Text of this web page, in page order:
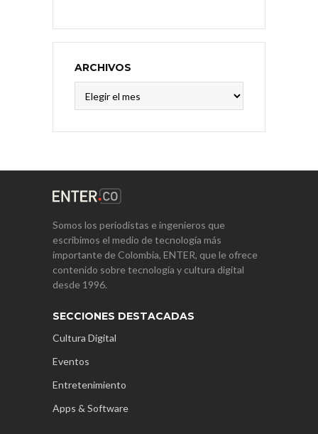
ARCHIVOS
Somos los periodistas e ingenieros que
escribimos el medio de tecnología más
importante de Colombia, ENTER, que le ofrece
contenido sobre tecnología y cultura digital
desde 1996.
SECCIONES DESTACADAS
Cultura Digital
Eventos
Entretenimiento
Apps & Software